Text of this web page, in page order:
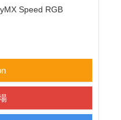
Speed RGB